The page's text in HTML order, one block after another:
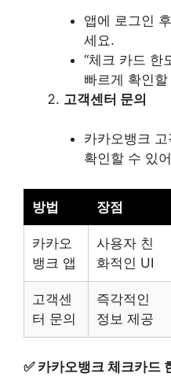
앱에 로그인
세요.
“체크 카드 한
빠르게 확인
고객센터 문의
카카오뱅크
확인할 수 있
방법 장점
카카오
뱅크 앱
사용자 친
화적인 UI
고객센
터 문의
즉각적인
정보 제공
✅ 카카오뱅크 체크카드